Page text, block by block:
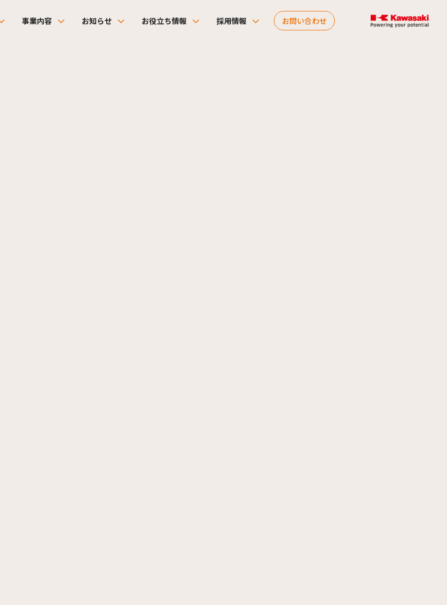
事業内容 お知らせ お役立ち情報 採用情報 お問い合わせ